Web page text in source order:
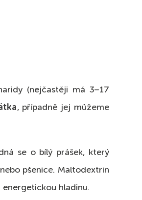
(nejčastěji má 3–17
, případně jej můžeme
se o bílý prášek, který
pšenice. Maltodextrin
hladinu.